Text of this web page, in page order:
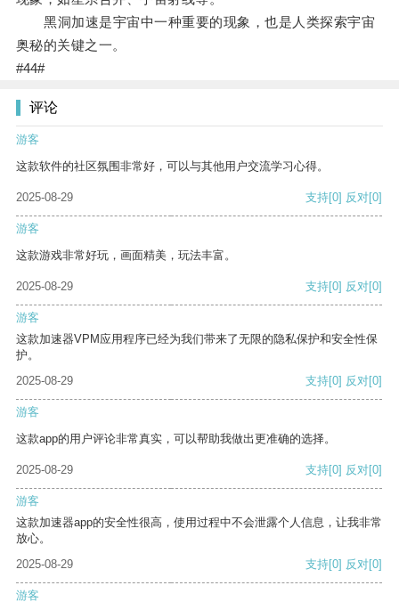
黑洞加速是宇宙中一种重要的现象，也是人类探索宇宙
奥秘的关键之一。
#44#
评论
游客
这款软件的社区氛围非常好，可以与其他用户交流学习心得。
2025-08-29 支持[0] 反对[0]
游客
这款游戏非常好玩，画面精美，玩法丰富。
2025-08-29 支持[0] 反对[0]
游客
这款加速器VPM应用程序已经为我们带来了无限的隐私保护和安全性保
护。
2025-08-29
支持[0] 反对[0]
游客
这款app的用户评论非常真实，可以帮助我做出更准确的选择。
2025-08-29 支持[0] 反对[0]
游客
这款加速器app的安全性很高，使用过程中不会泄露个人信息，让我非常
放心。
2025-08-29
支持[0] 反对[0]
游客